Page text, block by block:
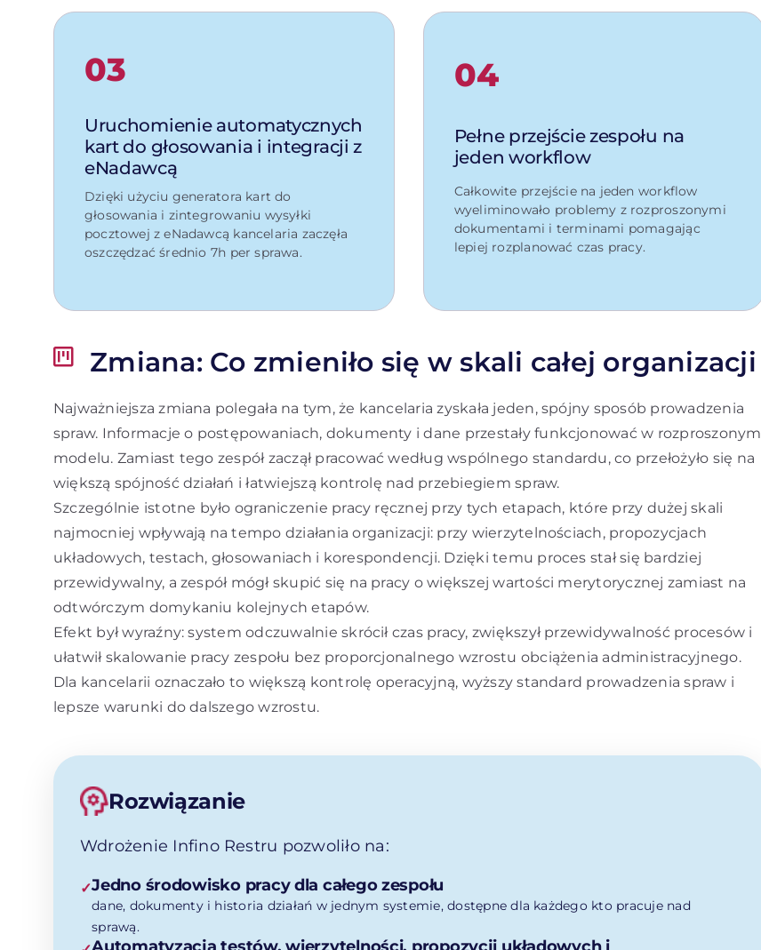
03
Uruchomienie automatycznych
kart do głosowania i integracji z
eNadawcą
Dzięki użyciu generatora kart do
głosowania i zintegrowaniu wysyłki
pocztowej z eNadawcą kancelaria zaczęła
oszczędzać średnio 7h per sprawa.
04
Pełne przejście zespołu na
jeden workflow
Całkowite przejście na jeden workflow
wyeliminowało problemy z rozproszonymi
dokumentami i terminami pomagając
lepiej rozplanować czas pracy.
Zmiana: Co zmieniło się w skali całej organizacji
Najważniejsza zmiana polegała na tym, że kancelaria zyskała jeden, spójny sposób prowadzenia
spraw. Informacje o postępowaniach, dokumenty i dane przestały funkcjonować w rozproszonym
modelu. Zamiast tego zespół zaczął pracować według wspólnego standardu, co przełożyło się na
większą spójność działań i łatwiejszą kontrolę nad przebiegiem spraw.
Szczególnie istotne było ograniczenie pracy ręcznej przy tych etapach, które przy dużej skali
najmocniej wpływają na tempo działania organizacji: przy wierzytelnościach, propozycjach
układowych, testach, głosowaniach i korespondencji. Dzięki temu proces stał się bardziej
przewidywalny, a zespół mógł skupić się na pracy o większej wartości merytorycznej zamiast na
odtwórczym domykaniu kolejnych etapów.
Efekt był wyraźny: system odczuwalnie skrócił czas pracy, zwiększył przewidywalność procesów i
ułatwił skalowanie pracy zespołu bez proporcjonalnego wzrostu obciążenia administracyjnego.
Dla kancelarii oznaczało to większą kontrolę operacyjną, wyższy standard prowadzenia spraw i
lepsze warunki do dalszego wzrostu.
Rozwiązanie
Wdrożenie Infino Restru pozwoliło na:
✓Jedno środowisko pracy dla całego zespołu
dane, dokumenty i historia działań w jednym systemie, dostępne dla każdego kto pracuje nad
sprawą.